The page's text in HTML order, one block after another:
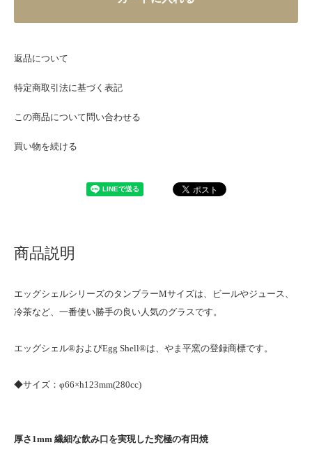
返品について
特定商取引法に基づく表記
この商品について問い合わせる
買い物を続ける
商品説明
エッグシェルシリーズのタンブラーMサイズは、ビールやジュース、
冷茶など、一番使い勝手の良い人気のグラスです。
エッグシェル®およびEgg Shell®は、やま平窯の登録商標です。
◆サイズ：φ66×h123mm(280cc)
厚さ1mm 繊細な飲み口を実現した究極の有田焼